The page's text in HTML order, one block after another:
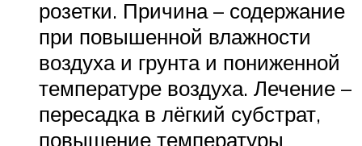
розетки. Причина – содержание
при повышенной влажности
воздуха и грунта и пониженной
температуре воздуха. Лечение –
пересадка в лёгкий субстрат,
повышение температуры